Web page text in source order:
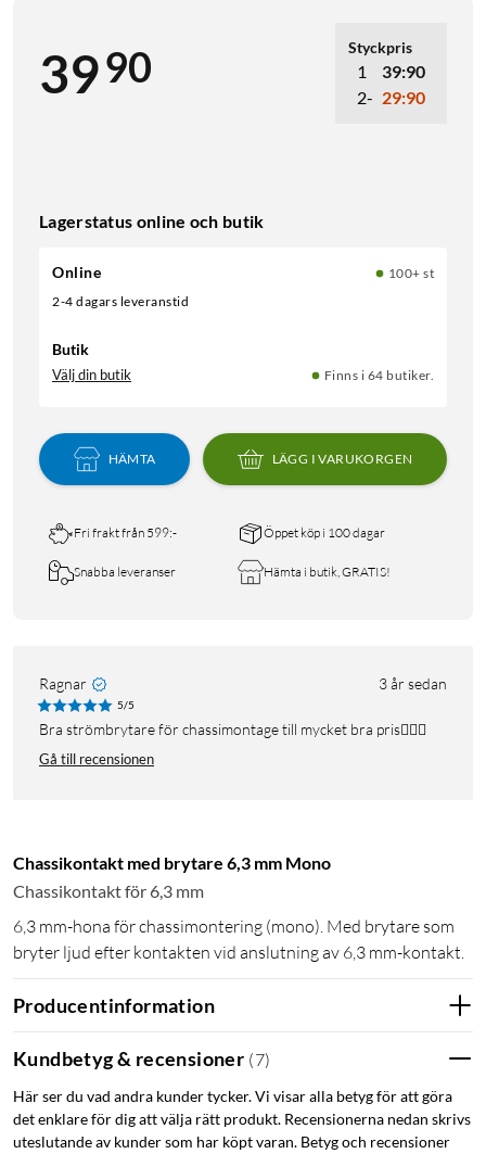
3990 Styckpris
1
39:90
2- 29:90
Lagerstatus online och butik
Online
100+ st
2-4 dagars leveranstid
Butik
Välj din butik Finns i 64 butiker.
HÄMTA LÄGG I VARUKORGEN
Fri frakt från 599:- Öppet köp i 100 dagar
Snabba leveranser Hämta i butik, GRATIS!
Ragnar 3 år sedan
5/5
Bra strömbrytare för chassimontage till mycket bra pris👍🏻😊
Gå till recensionen
Chassikontakt med brytare 6,3 mm Mono
Chassikontakt för 6,3 mm
6,3 mm-hona för chassimontering (mono). Med brytare som
bryter ljud efter kontakten vid anslutning av 6,3 mm-kontakt.
Producentinformation
Kundbetyg & recensioner (7)
Här ser du vad andra kunder tycker. Vi visar alla betyg för att göra
det enklare för dig att välja rätt produkt. Recensionerna nedan skrivs
uteslutande av kunder som har köpt varan. Betyg och recensioner